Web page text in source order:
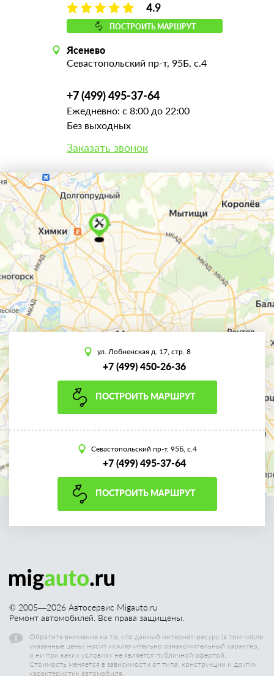
4.9
ПОСТРОИТЬ МАРШРУТ
Ясенево
Севастопольский пр-т, 95Б, с.4
+7 (499) 495-37-64
Ежедневно: с 8:00 до 22:00
Без выходных
Заказать звонок
ул. Лобненская д. 17, стр. 8
+7 (499) 450-26-36
ПОСТРОИТЬ МАРШРУТ
Севастопольский пр-т, 95Б, с.4
+7 (499) 495-37-64
ПОСТРОИТЬ МАРШРУТ
© 2005—2026 Автосервис Migauto.ru
Ремонт автомобилей. Все права защищены.
Обратите внимание на то, что данный интернет-ресурс (в том числе
указанные цены) носит исключительно ознакомительный характер,
и ни при каких условиях не является публичной офертой.
Стоимость меняется в зависимости от типа, конструкции и других
характеристик автомобиля.